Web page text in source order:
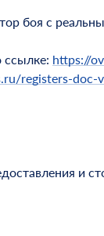
боя с
ссылке: https://
registers-doc-
и